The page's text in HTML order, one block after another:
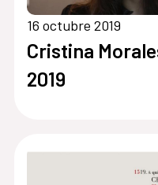
16 octubre 2019
Cristina
2019